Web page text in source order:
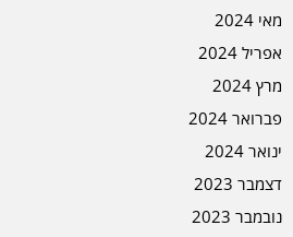
מאי 2024
אפריל 2024
מרץ 2024
פברואר 2024
ינואר 2024
דצמבר 2023
נובמבר 2023